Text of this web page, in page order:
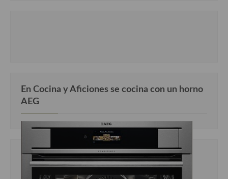
En Cocina y Aficiones se cocina con un horno
AEG